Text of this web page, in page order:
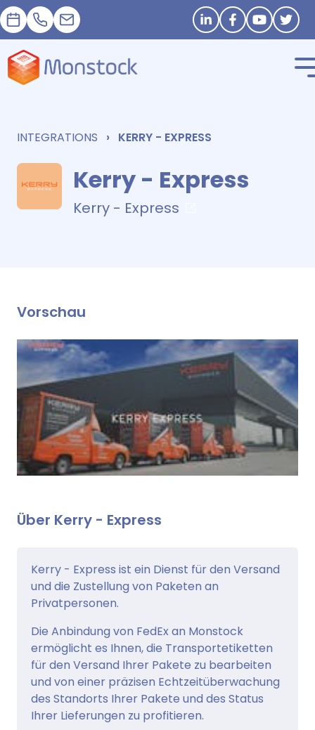
Termin+33 1 83 62 25 41
contact@monstock.net Stay in touch
INTEGRATIONS KERRY - EXPRESS
Kerry - Express
Kerry - Express
Vorschau
Über Kerry - Express
Kerry - Express ist ein Dienst für den Versand
und die Zustellung von Paketen an
Privatpersonen.
Die Anbindung von FedEx an Monstock
ermöglicht es Ihnen, die Transportetiketten
für den Versand Ihrer Pakete zu bearbeiten
und von einer präzisen Echtzeitüberwachung
des Standorts Ihrer Pakete und des Status
Ihrer Lieferungen zu profitieren.